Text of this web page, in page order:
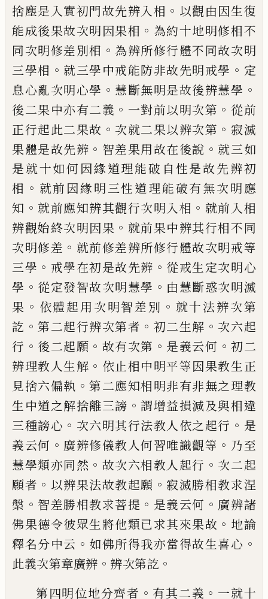
捨塵是入實初門故先辨入相 。 以觀由因生復
能成後果故次明因果相 。 為約十地明修相不
同次明修差別相 。 為辨所修行體不同故次明
三學相 。 就三學中戒能防非故先明戒學 。 定
息心亂次明心學 。 慧斷無明是故後辨慧學 。
後二果中亦有二義 。 一對前以明次第 。 從前
正行起此二果故 。 次就二果以辨次第 。 寂滅
果體是故先辨 。 智差果用故在後說 。 就三如
是就十如何因緣道理能破自性是故先辨初
相 。 就前因緣明三性道理能破有無次明應
知 。 就前應知辨其觀行次明入相 。 就前入相
辨觀始終次明因果 。 就前果中辨其行相不同
次明修差 。 就前修差辨所修行體故次明戒等
三學 。 戒學在初是故先辨 。 從戒生定次明心
學 。 從定發智故次明慧學 。 由慧斷惑次明滅
果 。 依體起用次明智差別 。 就十法辨次第
訖 。第二起行辨次第者 。 初二生解 。 次六起
行 。 後二起願 。 故有次第 。 是義云何 。初二
辨理教人生解 。 依止相中明平等因果教生正
見捨六偏執 。第二應知相明非有非無之理教
生中道之解捨離三謗 。謂增益損減及與相違
三種謗心 。 次六明其行法教人依之起行 。 是
義云何 。 廣辨修儀教人何習唯識觀等 。 乃至
慧學類亦同然 。 故次六相教人起行 。 次二起
願者 。 以辨果法故教起願 。 寂滅勝相教求涅
槃 。 智差勝相教求菩提 。 是義云何 。 廣辨諸
佛果德令彼眾生將他類已求其來果故 。 地論
釋名分中云 。 如佛所得我亦當得故生喜心 。
此義次第章廣辨 。 辨次第訖 。
第四明位地分齊者 。 有其二義 。 一就十